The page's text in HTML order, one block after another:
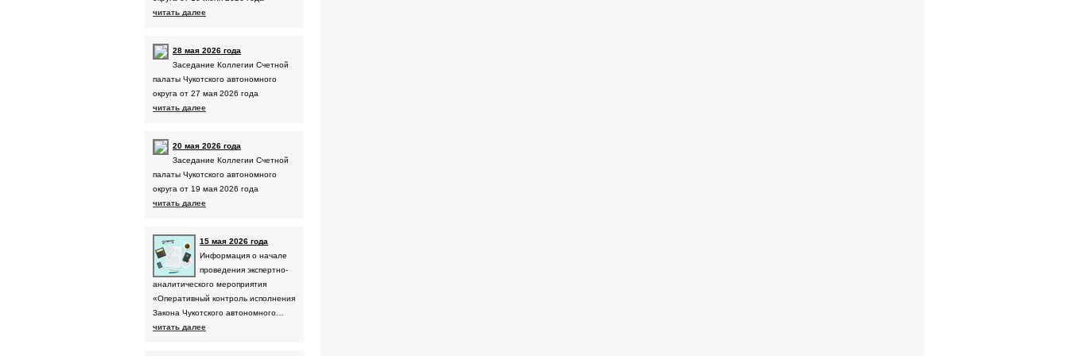
КСО муниципальных образований округа
Президиум
План работы
читать далее
28 мая 2026 года
Заседание Коллегии Счетной
палаты Чукотского автономного
округа от 27 мая 2026 года
читать далее
20 мая 2026 года
Заседание Коллегии Счетной
палаты Чукотского автономного
округа от 19 мая 2026 года
читать далее
15 мая 2026 года
Информация о начале
проведения экспертно-
аналитического мероприятия
«Оперативный контроль исполнения
Закона Чукотского автономного…
читать далее